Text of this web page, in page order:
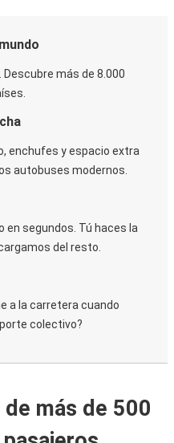
más de 8.000
enchufes y espacio extra
autobuses modernos.
en segundos. Tú haces la
del resto.
a la carretera cuando
colectivo?
más de 500